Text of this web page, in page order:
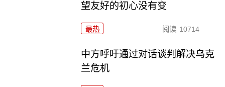
望友好的初心没有变
最热 阅读 10714
中方呼吁通过对话谈判解决乌克
兰危机